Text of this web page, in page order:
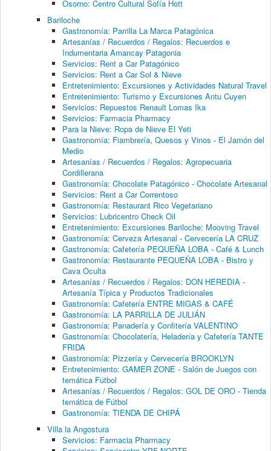
Osorno: Centro Cultural Sofía Hott
Bariloche
Gastronomía: Parrilla La Marca Patagónica
Artesanías / Recuerdos / Regalos: Recuerdos e
Indumentaria Amancay Patagonia
Servicios: Rent a Car Patagónico
Servicios: Rent a Car Sol & Nieve
Entretenimiento: Excursiones y Actividades Natural Travel
Entretenimiento: Turismo y Excursiones Antu Cuyen
Servicios: Repuestos Renault Lomas Ika
Servicios: Farmacia Pharmacy
Para la Nieve: Ropa de Nieve El Yeti
Gastronomía: Fiambrería, Quesos y Vinos - El Jamón del
Medio
Artesanías / Recuerdos / Regalos: Agropecuaria
Cordillerana
Gastronomía: Chocolate Patagónico - Chocolate Artesanal
Servicios: Rent a Car Correntoso
Gastronomía: Restaurant Rico Vegetariano
Servicios: Lubricentro Check Oil
Entretenimiento: Excursiones Bariloche: Mooving Travel
Gastronomía: Cerveza Artesanal - Cervecería LA CRUZ
Gastronomía: Cafetería PEQUEÑA LOBA - Café & Lunch
Gastronomía: Restaurante PEQUEÑA LOBA - Bistro y
Cava Oculta
Artesanías / Recuerdos / Regalos: DON HEREDIA -
Artesanía Típica y Productos Tradicionales
Gastronomía: Cafetería ENTRE MIGAS & CAFÉ
Gastronomía: LA PARRILLA DE JULIÁN
Gastronomía: Panadería y Confitería VALENTINO
Gastronomía: Chocolatería, Heladería y Cafetería TANTE
FRIDA
Gastronomía: Pizzería y Cervecería BROOKLYN
Entretenimiento: GAMER ZONE - Salón de Juegos con
temática Fútbol
Artesanías / Recuerdos / Regalos: GOL DE ORO - Tienda
temática de Fútbol
Gastronomía: TIENDA DE CHIPÁ
Villa la Angostura
Servicios: Farmacia Pharmacy